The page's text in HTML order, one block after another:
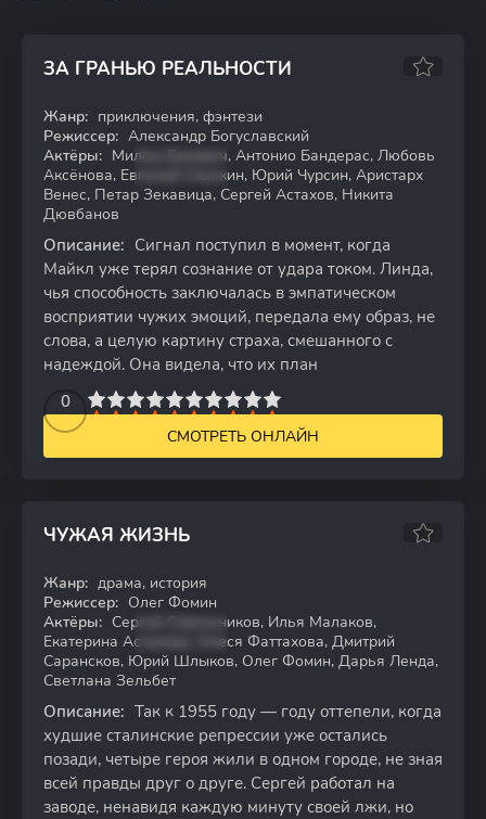
ЗА ГРАНЬЮ РЕАЛЬНОСТИ
WEB-DL
5.89 4.5
Жанр: приключения, фэнтези
Режиссер: Александр Богуславский
Актёры: Милош Бикович, Антонио Бандерас, Любовь
Аксёнова, Евгений Стычкин, Юрий Чурсин, Аристарх
Венес, Петар Зекавица, Сергей Астахов, Никита
Дювбанов
Описание: Сигнал поступил в момент, когда
Майкл уже терял сознание от удара током. Линда,
чья способность заключалась в эмпатическом
восприятии чужих эмоций, передала ему образ, не
слова, а целую картину страха, смешанного с
надеждой. Она видела, что их план
0
5 7 8 9 10
СМОТРЕТЬ ОНЛАЙН
ЧУЖАЯ ЖИЗНЬ
WEB-DL
7.99
Жанр: драма, история
Режиссер: Олег Фомин
Актёры: Сергей Стрельников, Илья Малаков,
Екатерина Астахова, Олеся Фаттахова, Дмитрий
Сарансков, Юрий Шлыков, Олег Фомин, Дарья Ленда,
Светлана Зельбет
Описание: Так к 1955 году — году оттепели, когда
худшие сталинские репрессии уже остались
позади, четыре героя жили в одном городе, не зная
всей правды друг о друге. Сергей работал на
заводе, ненавидя каждую минуту своей лжи, но